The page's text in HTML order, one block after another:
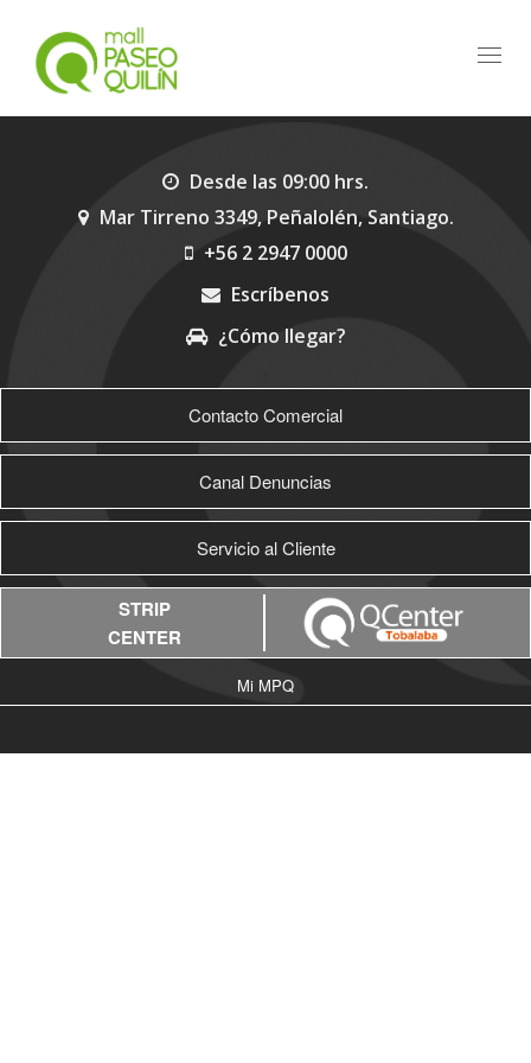
Desde las 09:00 hrs.
Mar Tirreno 3349, Peñalolén, Santiago.
+56 2 2947 0000
Escríbenos
¿Cómo llegar?
Contacto Comercial
Canal Denuncias
Servicio al Cliente
STRIP
CENTER
Mi MPQ